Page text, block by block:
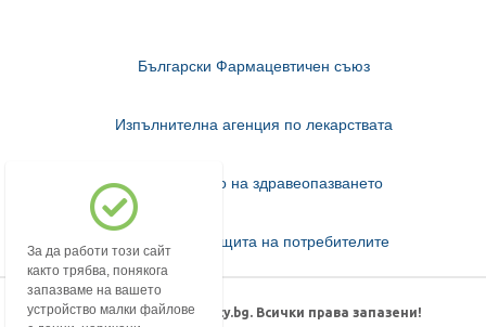
Български Фармацевтичен съюз
Изпълнителна агенция по лекарствата
Министерство на здравеопазването
Комисия за защита на потребителите
© 2018-2026 mypharmacy.bg. Всички права запазени!
За да работи този сайт
както трябва, понякога
запазваме на вашето
устройство малки файлове